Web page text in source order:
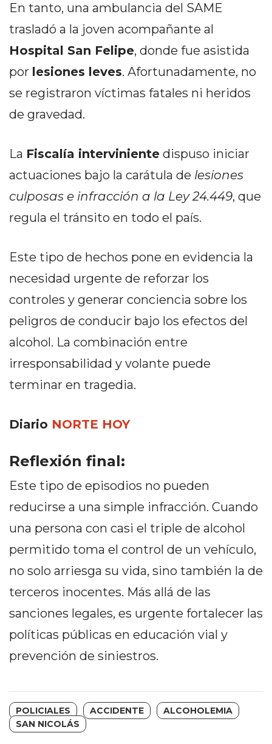
TAPA
DEL
REPORTERO
DIARIO
DEPORTIVO
MEDIOS
INFOPBA
PUBLICITÁ
NORTE
HORA
CLAVE
PERGAMINO
ROJAS
VIRTUAL
NOTICIAS
ARRECIFES
DE
ZÁRATE
CAMPANA
NOTICIAS
NOTICIAS
DE
CAMPANA
LA
CRUZ
AIRES)
EL
En tanto, una ambulancia del SAME
trasladó a la joven acompañante al
Hospital San Felipe, donde fue asistida
por lesiones leves. Afortunadamente, no
se registraron víctimas fatales ni heridos
de gravedad.
La Fiscalía interviniente dispuso iniciar
actuaciones bajo la carátula de lesiones
culposas e infracción a la Ley 24.449, que
regula el tránsito en todo el país.
Este tipo de hechos pone en evidencia la
necesidad urgente de reforzar los
controles y generar conciencia sobre los
peligros de conducir bajo los efectos del
alcohol. La combinación entre
irresponsabilidad y volante puede
terminar en tragedia.
Diario NORTE HOY
Reflexión final:
Este tipo de episodios no pueden
reducirse a una simple infracción. Cuando
una persona con casi el triple de alcohol
permitido toma el control de un vehículo,
no solo arriesga su vida, sino también la de
terceros inocentes. Más allá de las
sanciones legales, es urgente fortalecer las
políticas públicas en educación vial y
prevención de siniestros.
POLICIALES ACCIDENTE
ALCOHOLEMIA
SAN NICOLÁS